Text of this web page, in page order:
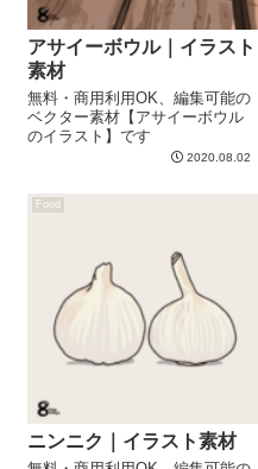
アサイーボウル｜イラスト
素材
無料・商用利用OK、編集可能の
ベクター素材【アサイーボウル
のイラスト】です
2020.08.02
Food
ニンニク｜イラスト素材